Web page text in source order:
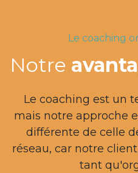
Le coaching
Notre
Le coaching est un
mais notre approche
différente de celle
réseau, car notre
tant